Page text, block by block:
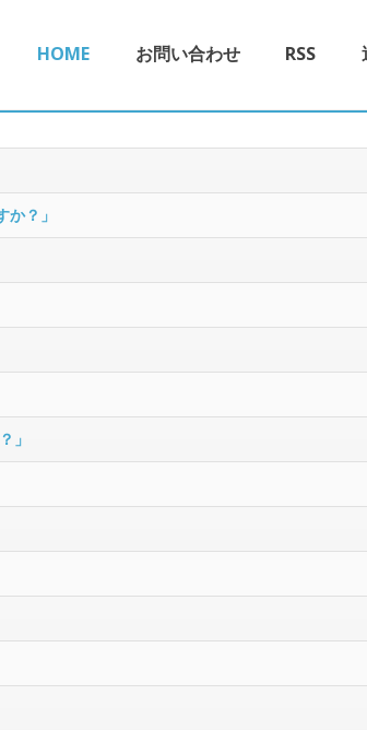
HOME お問い合わせ RSS
？」
」